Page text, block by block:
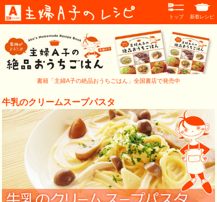
新着レシピ
トップ
書籍「主婦A子の絶品おうちごはん」全国書店で発売中
牛乳のクリームスープパスタ